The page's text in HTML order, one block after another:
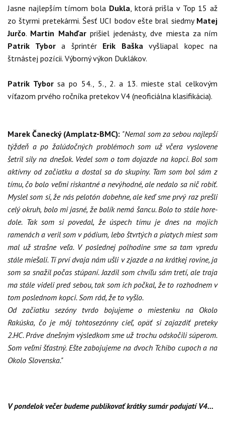
Jasne najlepším tímom bola Dukla, ktorá prišla v Top 15 až
zo štyrmi pretekármi. Šesť UCI bodov ešte bral siedmy Matej
Jurčo. Martin Mahďarprišiel jedenásty, dve miesta za ním
Patrik Tybora šprintér Erik Baškavyšliapal kopec na
štrnástej pozícii. Výborný výkon Duklákov.
Patrik Tyborsa po 54., 5., 2. a 13. mieste stal celkovým
víťazom prvého ročníka pretekov V4 (neoficiálna klasifikácia).
Marek Čanecký (Amplatz-BMC): "Nemal som za sebou najlepší
týždeň a po žalúdočných problémoch som už včera vyslovene
šetril sily na dnešok. Vedel som o tom dojazde na kopci. Bol som
aktívny od začiatku a dostal sa do skupiny. Tam som bol sám z
tímu, čo bolo veľmi riskantné a nevýhodné, ale nedalo sa nič robiť.
Myslel som si, že nás pelotón dobehne, ale keď sme prvý raz prešli
celý okruh, bolo mi jasné, že balík nemá šancu. Bolo to stále hore-
dole. Tak som si povedal, že úspech tímu je dnes na mojich
ramenách a veril som v pódium, lebo štvrtých a piatych miest som
mal už strašne veľa. V poslednej polhodine sme sa tam vpredu
stále miešali. Tí prví dvaja nám ušli v zjazde a na krátkej rovine, ja
som sa snažil počas stúpaní. Jazdil som chvíľu sám tretí, ale traja
ma stále videli pred sebou, tak som ich počkal, že to rozhodnem v
tom poslednom kopci. Som rád, že to vyšlo.
Od začiatku sezóny tvrdo bojujeme o miestenku na Okolo
Rakúska, čo je môj tohtosezónny cieľ, opäť si zajazdiť preteky
2.HC. Práve dnešným výsledkom sme už trochu odskočili súperom.
Som veľmi šťastný. Ešte zabojujeme na dvoch Tchibo cupoch a na
Okolo Slovenska."
V pondelok večer budeme publikovať krátky sumár podujatí V4...